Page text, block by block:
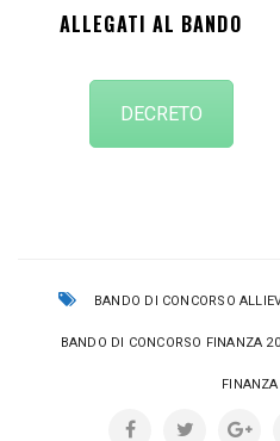
ALLEGATI AL BANDO
DECRETO
BANDO DI CONCORSO
BANDO DI CONCORSO FINANZA